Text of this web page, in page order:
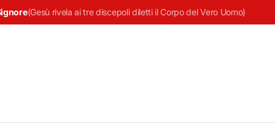
(Gesù rivela ai tre discepoli diletti il Corpo del Vero Uomo)